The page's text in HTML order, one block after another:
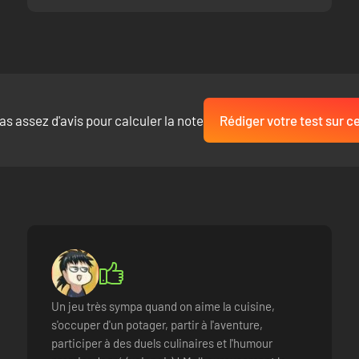
collectez des ressources pour créer diverses machines qui
qu'il s'agisse de vaches ou de licornes ! Et n'oubliez pas de réparer
assez d'avis pour calculer la note Rédiger votre test sur
Un jeu très sympa quand on aime la cuisine,
s'occuper d'un potager, partir à l'aventure,
participer à des duels culinaires et l'humour